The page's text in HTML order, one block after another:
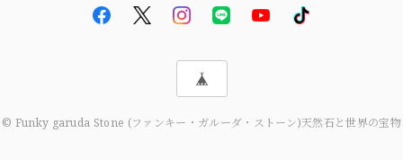
© Funky garuda Stone (ファンキー・ガルーダ・ストーン)天然石と世界の宝物